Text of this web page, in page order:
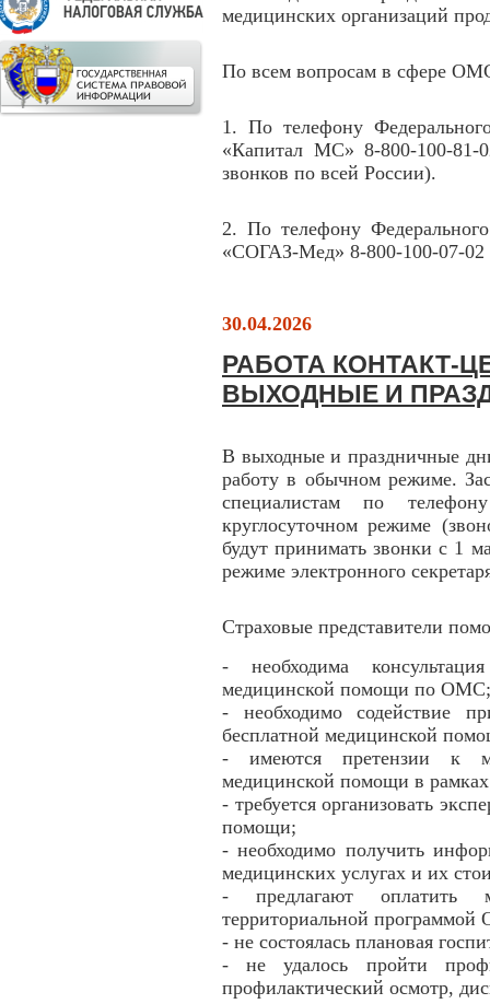
медицинских организаций
По всем вопросам в сфере
1. По телефону
«Капитал МС» 8-800-100-81-
звонков по всей России).
2. По телефону
«СОГАЗ-Мед» 8-800-100-07-02
30.04.2026
РАБОТА КОНТАКТ-
ВЫХОДНЫЕ И
В выходные и праздничные
работу в обычном режиме.
специалистам по
круглосуточном режиме
будут принимать звонки с 1
режиме электронного
Страховые представители
- необходима
медицинской помощи по ОМС;
- необходимо содействие
бесплатной медицинской
- имеются претензии к
медицинской помощи в
- требуется организовать
помощи;
- необходимо получить
медицинских услугах и их
- предлагают оплатить
территориальной
- не состоялась плановая
- не удалось пройти
профилактический осмотр,